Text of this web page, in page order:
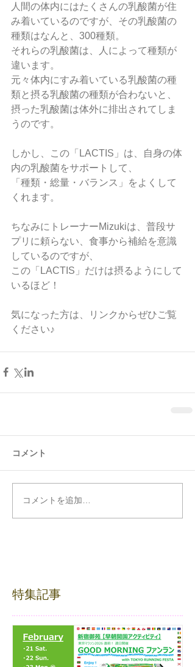
人間の体内にはたくさんの乳酸菌が住
み着いているのですが、その乳酸菌の
種類はなんと、300種類。
それらの乳酸菌は、人によって種類が
違います。
元々体内にすみ着いている乳酸菌の種
類と摂る乳酸菌の種類が合わないと、
摂った乳酸菌は体外に排出されてしま
うのです。
しかし、この「LACTIS」は、自身の体
内の乳酸菌をサポートして、
「種類・総量・バランス」をよくして
くれます。
ちなみにトレーナーMizukiは、普段サ
プリに頼らない、食事から補給を意識
しているのですが、
この「LACTIS」だけは摂るようにして
いるほど！
気になった方は、リンクからぜひご覧
ください♪
コメント
コメントを追加…
特集記事